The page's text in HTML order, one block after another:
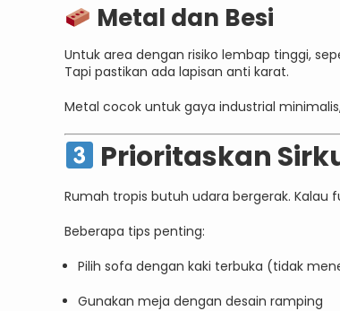
Metal dan Besi
Untuk area dengan risiko lembap tinggi,
Tapi pastikan ada lapisan anti karat.
Metal cocok untuk gaya industrial
Prioritaskan
Rumah tropis butuh udara bergerak.
Beberapa tips penting:
Pilih sofa dengan kaki terbuka (tidak
Gunakan meja dengan desain ramping